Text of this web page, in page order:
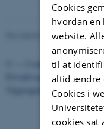
Revideret 24.11.2025-
Cookies på au.dk
Privatlivspolitik
Tilgængelighedserklæring
Cookies
hvordan en
website.
til at
altid ændre
Cookies i
cookies sat